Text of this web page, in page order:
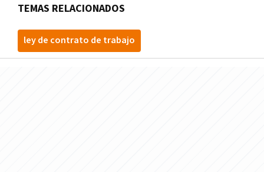
TEMAS RELACIONADOS
ley de contrato de trabajo